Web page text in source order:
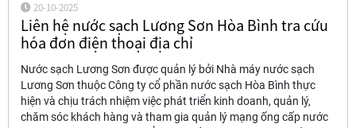
20-10-2025
Liên hệ nước sạch Lương Sơn Hòa Bình tra cứu
hóa đơn điện thoại địa chỉ
Nước sạch Lương Sơn được quản lý bởi Nhà máy nước sạch
Lương Sơn thuộc Công ty cổ phần nước sạch Hòa Bình thực
hiện và chịu trách nhiệm việc phát triển kinh doanh, quản lý,
chăm sóc khách hàng và tham gia quản lý mạng ống cấp nước